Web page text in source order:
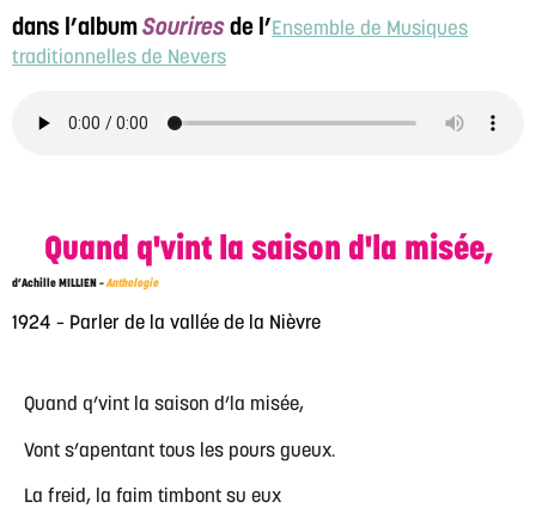
dans l’album Sourires de l’Ensemble de Musiques
traditionnelles de Nevers
Quand q'vint la saison d'la misée,
d’Achille MILLIEN – Anthologie
1924 – Parler de la vallée de la Nièvre
Quand q’vint la saison d’la misée,
Vont s’apentant tous les pours gueux.
La freid, la faim timbont su eux